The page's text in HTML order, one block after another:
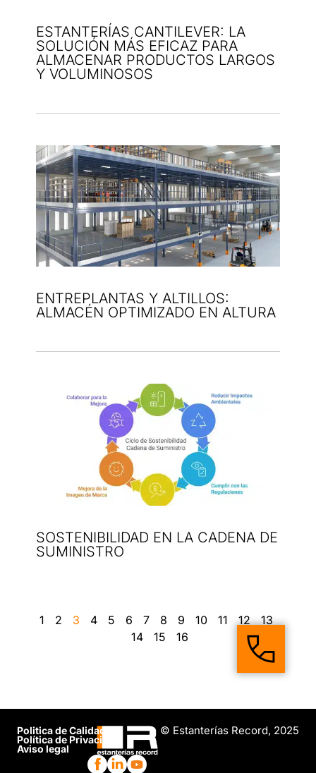
ESTANTERÍAS CANTILEVER: LA
SOLUCIÓN MÁS EFICAZ PARA
ALMACENAR PRODUCTOS LARGOS
Y VOLUMINOSOS
ENTREPLANTAS Y ALTILLOS:
ALMACÉN OPTIMIZADO EN ALTURA
SOSTENIBILIDAD EN LA CADENA DE
SUMINISTRO
1 2 3 4 5 6 7 8 9 10 11 12
13
14
15 16
Politica de Calidad
Política de Privacidad
Aviso legal
© Estanterías Record, 2025